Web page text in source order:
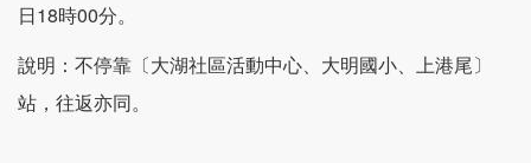
日18時00分。
說明：不停靠〔大湖社區活動中心、大明國小、上港尾〕
站，往返亦同。